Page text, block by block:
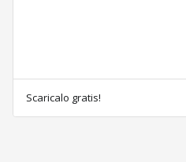
Scaricalo gratis!